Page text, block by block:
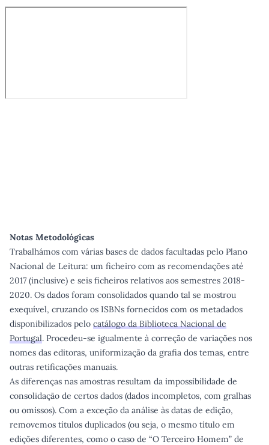
Notas Metodológicas
Trabalhámos com várias bases de dados facultadas pelo Plano
Nacional de Leitura: um ficheiro com as recomendações até
2017 (inclusive) e seis ficheiros relativos aos semestres 2018-
2020. Os dados foram consolidados quando tal se mostrou
exequível, cruzando os ISBNs fornecidos com os metadados
disponibilizados pelo catálogo da Biblioteca Nacional de
Portugal. Procedeu-se igualmente à correção de variações nos
nomes das editoras, uniformização da grafia dos temas, entre
outras retificações manuais.
As diferenças nas amostras resultam da impossibilidade de
consolidação de certos dados (dados incompletos, com gralhas
ou omissos). Com a exceção da análise às datas de edição,
removemos títulos duplicados (ou seja, o mesmo título em
edições diferentes, como o caso de “O Terceiro Homem” de